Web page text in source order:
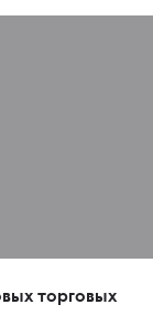
торговых